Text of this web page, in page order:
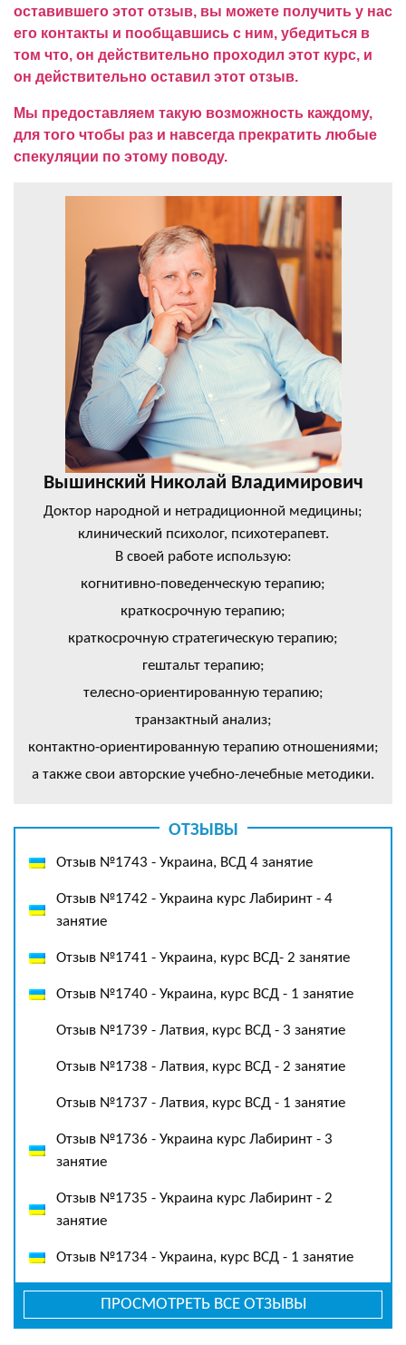
оставившего этот отзыв, вы можете получить у нас
его контакты и пообщавшись с ним, убедиться в
том что, он действительно проходил этот курс, и
он действительно оставил этот отзыв.
Мы предоставляем такую возможность каждому,
для того чтобы раз и навсегда прекратить любые
спекуляции по этому поводу.
Вышинский Николай Владимирович
Доктор народной и нетрадиционной медицины;
клинический психолог, психотерапевт.
В своей работе использую:
когнитивно-поведенческую терапию;
краткосрочную терапию;
краткосрочную стратегическую терапию;
гештальт терапию;
телесно-ориентированную терапию;
транзактный анализ;
контактно-ориентированную терапию отношениями;
а также свои авторские учебно-лечебные методики.
ОТЗЫВЫ
Отзыв №1743 - Украина, ВСД 4 занятие
Отзыв №1742 - Украина курс Лабиринт - 4
занятие
Отзыв №1741 - Украина, курс ВСД- 2 занятие
Отзыв №1740 - Украина, курс ВСД - 1 занятие
Отзыв №1739 - Латвия, курс ВСД - 3 занятие
Отзыв №1738 - Латвия, курс ВСД - 2 занятие
Отзыв №1737 - Латвия, курс ВСД - 1 занятие
Отзыв №1736 - Украина курс Лабиринт - 3
занятие
Отзыв №1735 - Украина курс Лабиринт - 2
занятие
Отзыв №1734 - Украина, курс ВСД - 1 занятие
ПРОСМОТРЕТЬ ВСЕ ОТЗЫВЫ